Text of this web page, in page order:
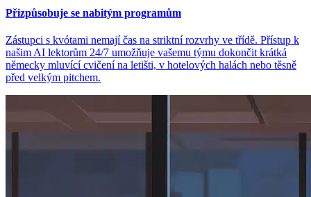
Přizpůsobuje se nabitým programům
Zástupci s kvótami nemají čas na striktní rozvrhy ve třídě. Přístup k
našim AI lektorům 24/7 umožňuje vašemu týmu dokončit krátká
německy mluvící cvičení na letišti, v hotelových halách nebo těsně
před velkým pitchem.